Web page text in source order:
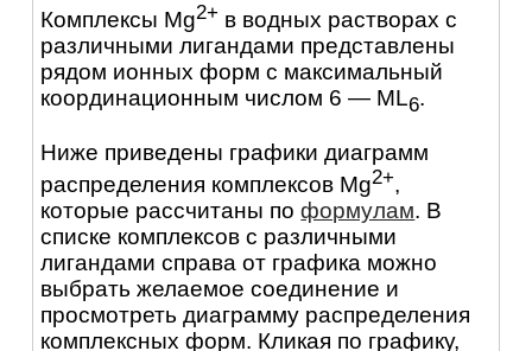
Комплексы Mg2+ в водных растворах с
различными лигандами представлены
рядом ионных форм с максимальный
координационным числом 6 — ML6.
Ниже приведены графики диаграмм
распределения комплексов Mg2+,
которые рассчитаны поформулам. В
списке комплексов с различными
лигандами справа от графика можно
выбрать желаемое соединение и
просмотреть диаграмму распределения
комплексных форм. Кликая по графику,